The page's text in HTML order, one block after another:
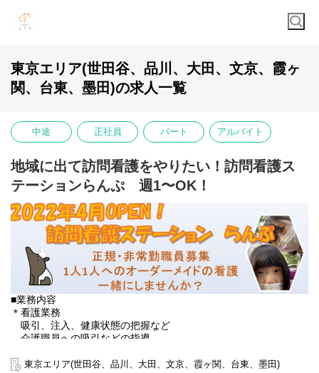
東京エリア(世田谷、品川、大田、文京、霞ヶ
関、台東、墨田)の求人一覧
中途 正社員 パート アルバイト
地域に出て訪問看護をやりたい！訪問看護ス
テーションらんぷ 週1〜OK！
■業務内容
＊看護業務
吸引、注入、健康状態の把握など
介護職員への吸引などの指導
近、勤務可能な範囲でももちろんOK！
東京エリア(世田谷、品川、大田、文京、霞ヶ関、台東、墨田)